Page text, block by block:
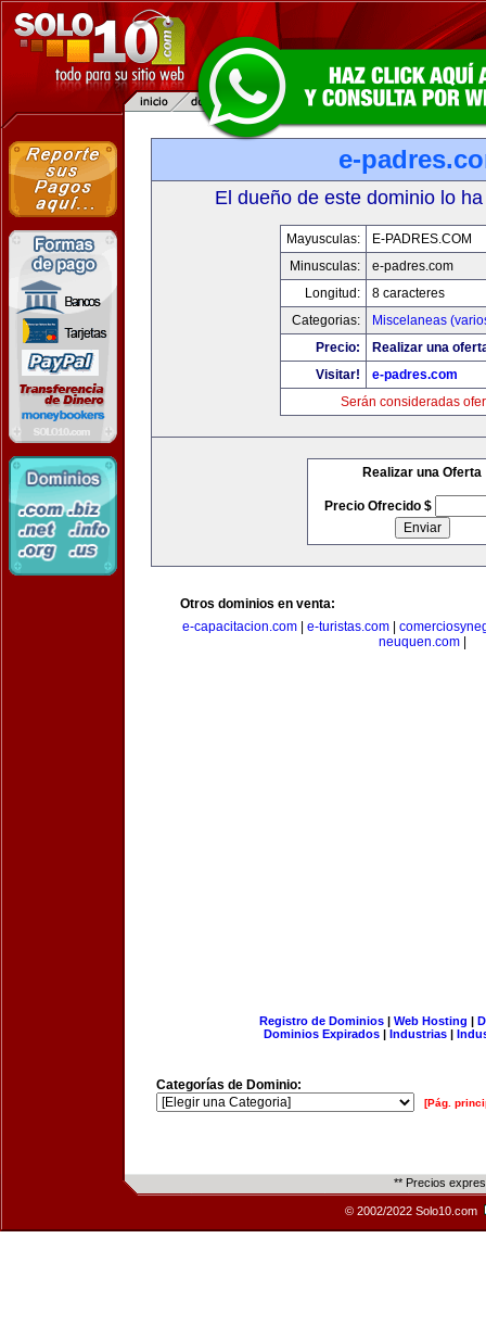
e-
El dueño de este dominio lo
Mayusculas:
E-PADRES.COM
Minusculas:
e-padres.com
Longitud:
8 caracteres
Categorias:
Miscelaneas
Precio:
Realizar una
Visitar!
e-padres.com
Serán consideradas
Realizar una Oferta
Precio Ofrecido $
Otros dominios en venta:
e-capacitacion.com
e-turistas.com
neuquen.com|
Registro de Dominios| Web Hosting |
Dominios Expirados | Industrias |
Categorías de Dominio:
[Pág.
** Precios
© 2002/2022 Solo10.com